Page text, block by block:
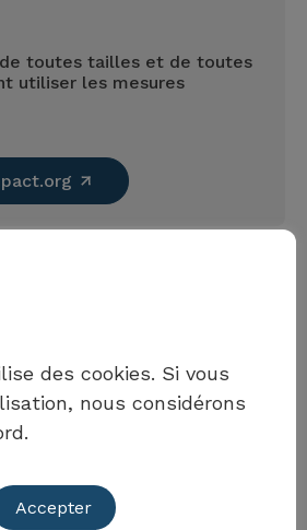
toutes tailles et de toutes
utiliser les mesures
des cookies. Si vous
nous considérons
Accepter